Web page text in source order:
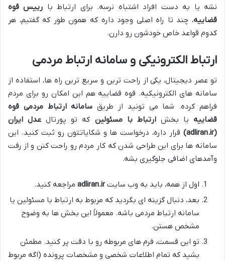
نشه یا به دست افراد اشتباه نرسه. برای ارتباط با رییس قوه
قضاییه، چند تا راه اصلی وجود داره که همون طور که گفتیم، هر
کدوم قواعد خاص خودشون رو دارن.
ارتباط الکترونیکی و سامانه ارتباط مردمی
تو عصر دیجیتال، یکی از راحت ترین و سریع ترین راه ها، استفاده از
سامانه های الکترونیکیه. قوه قضاییه هم این امکان رو برای مردم
فراهم کرده. شما می تونید از طریق سامانه ارتباط مردمی قوه
قضاییه یا بخشارتباط با مسئولین که تو پورتال عدل ایران
(adliran.ir)
قرار داره، درخواست ها و شکایاتتون رو ثبت کنید. این
سامانه ها برای این طراحی شدن که کار مردم رو راحت کنن و از رفت
وآمدهای اضافی جلوگیری بشه.
اول از همه، باید به وب سایتadliran.ir مراجعه کنید.
بعد، دنبال گزینه ای بگردید که مربوط به ارتباط با مسئولین یا
سامانه ارتباط مردمی باشه. معمولاً این بخش ها به وضوح
مشخص هستن.
تو این قسمت، فرم های مربوطه رو با دقت پر کنید. مطمئن
بشید که تمام اطلاعات شخصی و مشخصات پرونده (اگه مربوط